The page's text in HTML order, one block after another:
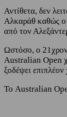
Αντίθετα, δεν
Αλκαράθ καθώς ο
από τον
Ωστόσο, ο
Australian Open
ξοδέψει
Το Australian